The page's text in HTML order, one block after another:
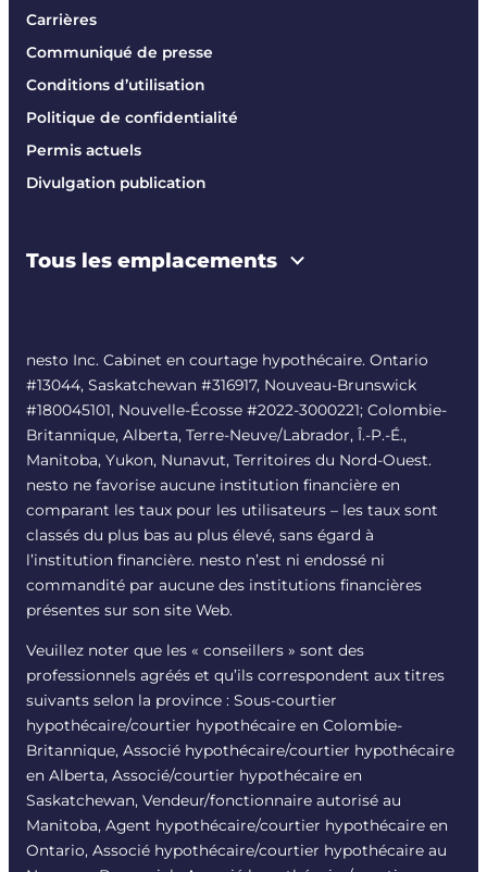
Carrières
Communiqué de presse
Conditions d’utilisation
Politique de confidentialité
Permis actuels
Divulgation publication
Tous les emplacements
nesto Inc. Cabinet en courtage hypothécaire. Ontario
#13044, Saskatchewan #316917, Nouveau-Brunswick
#180045101, Nouvelle-Écosse #2022-3000221; Colombie-
Britannique, Alberta, Terre-Neuve/Labrador, Î.-P.-É.,
Manitoba, Yukon, Nunavut, Territoires du Nord-Ouest.
nesto ne favorise aucune institution financière en
comparant les taux pour les utilisateurs – les taux sont
classés du plus bas au plus élevé, sans égard à
l’institution financière. nesto n’est ni endossé ni
commandité par aucune des institutions financières
présentes sur son site Web.
Veuillez noter que les « conseillers » sont des
professionnels agréés et qu’ils correspondent aux titres
suivants selon la province : Sous-courtier
hypothécaire/courtier hypothécaire en Colombie-
Britannique, Associé hypothécaire/courtier hypothécaire
en Alberta, Associé/courtier hypothécaire en
Saskatchewan, Vendeur/fonctionnaire autorisé au
Manitoba, Agent hypothécaire/courtier hypothécaire en
Ontario, Associé hypothécaire/courtier hypothécaire au